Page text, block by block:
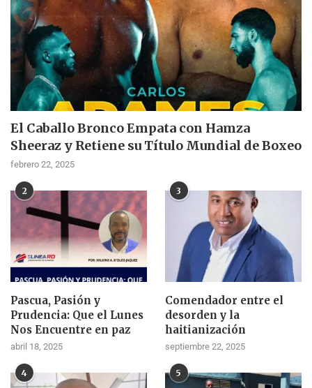
El Caballo Bronco Empata con Hamza
Sheeraz y Retiene su Título Mundial de Boxeo
febrero 22, 2025
2
Pascua, Pasión y
Prudencia: Que el Lunes
Nos Encuentre en paz
abril 18, 2025
3
Comendador entre el
desorden y la
haitianización
septiembre 22, 2025
4 5